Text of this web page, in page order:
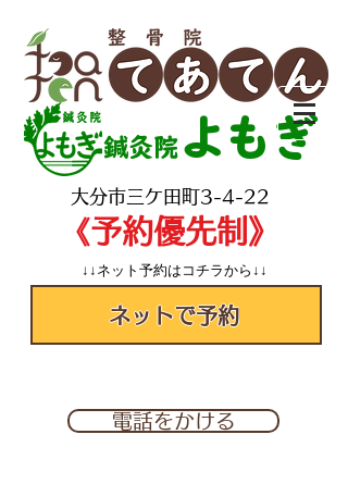
鍼灸院 よもぎ
​大分市三ケ田町3-4-22
​《予約優先制》
↓↓ネット予約はコチラから↓↓
ネットで予約
電話をかける